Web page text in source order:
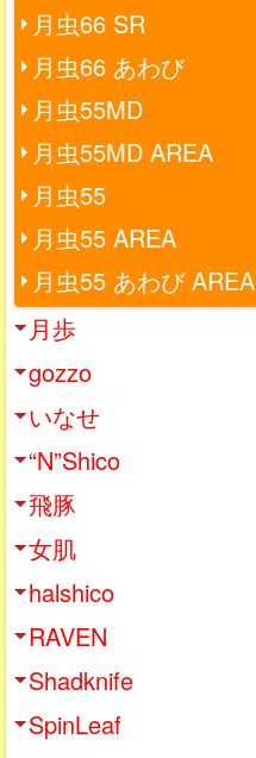
月虫66 SR
月虫66 あわび
月虫55MD
月虫55MD AREA
月虫55
月虫55 AREA
月虫55 あわび AREA
月歩
gozzo
いなせ
“N”Shico
飛豚
女肌
halshico
RAVEN
Shadknife
SpinLeaf